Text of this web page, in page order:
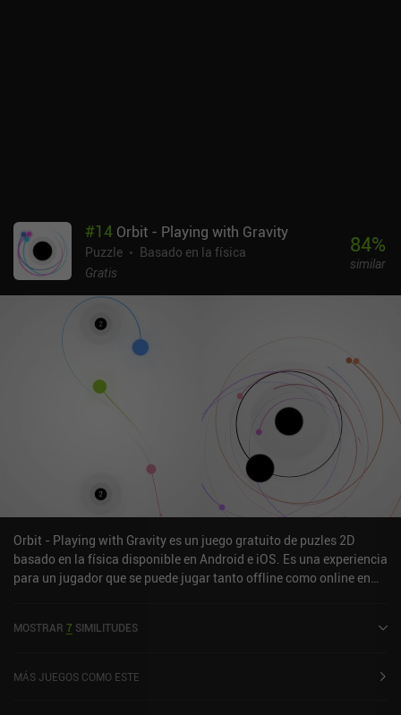
#14 Orbit - Playing with Gravity
Puzzle
Basado en la física
Gratis
84%
similar
Orbit - Playing with Gravity es un juego gratuito de puzles 2D
basado en la física disponible en Android e iOS. Es una experiencia
para un jugador que se puede jugar tanto offline como online en
Play y de 4,8 sobre 5,0 en la App Store de iOS.
MOSTRAR 7 SIMILITUDES
MÁS JUEGOS COMO ESTE